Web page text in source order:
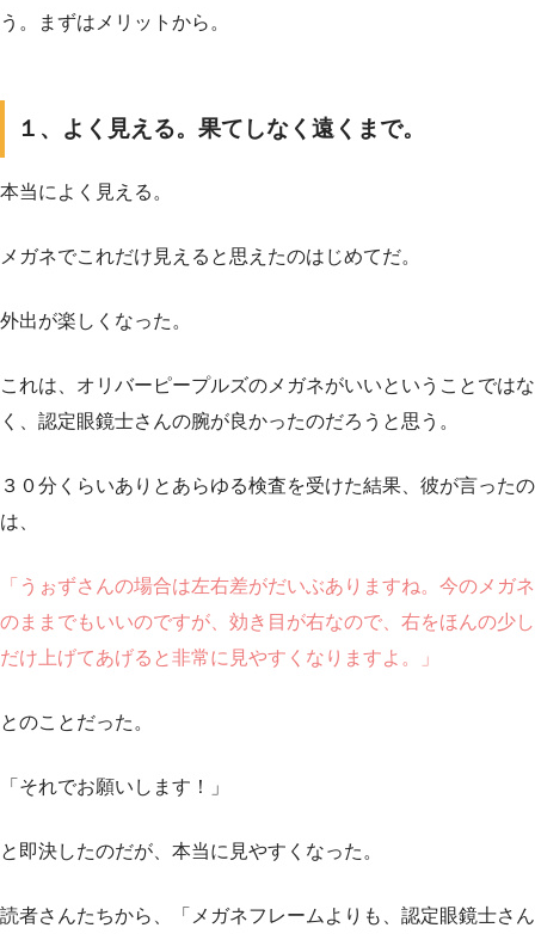
う。まずはメリットから。
１、よく見える。果てしなく遠くまで。
本当によく見える。
メガネでこれだけ見えると思えたのはじめてだ。
外出が楽しくなった。
これは、オリバーピープルズのメガネがいいということではな
く、認定眼鏡士さんの腕が良かったのだろうと思う。
３０分くらいありとあらゆる検査を受けた結果、彼が言ったの
は、
「うぉずさんの場合は左右差がだいぶありますね。今のメガネ
のままでもいいのですが、効き目が右なので、右をほんの少し
だけ上げてあげると非常に見やすくなりますよ。」
とのことだった。
「それでお願いします！」
と即決したのだが、本当に見やすくなった。
読者さんたちから、「メガネフレームよりも、認定眼鏡士さん